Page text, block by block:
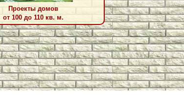
Проекты домов
от 100 до 110 кв. м.
Проекты домов
от 110 до 115 кв. м.